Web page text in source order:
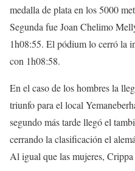
medalla de plata en los 5000
Segunda fue Joan Chelimo
1h08:55. El pódium lo cerró la
con 1h08:58.
En el caso de los hombres la
triunfo para el local
segundo más tarde llegó el
cerrando la clasificación el
Al igual que las mujeres,